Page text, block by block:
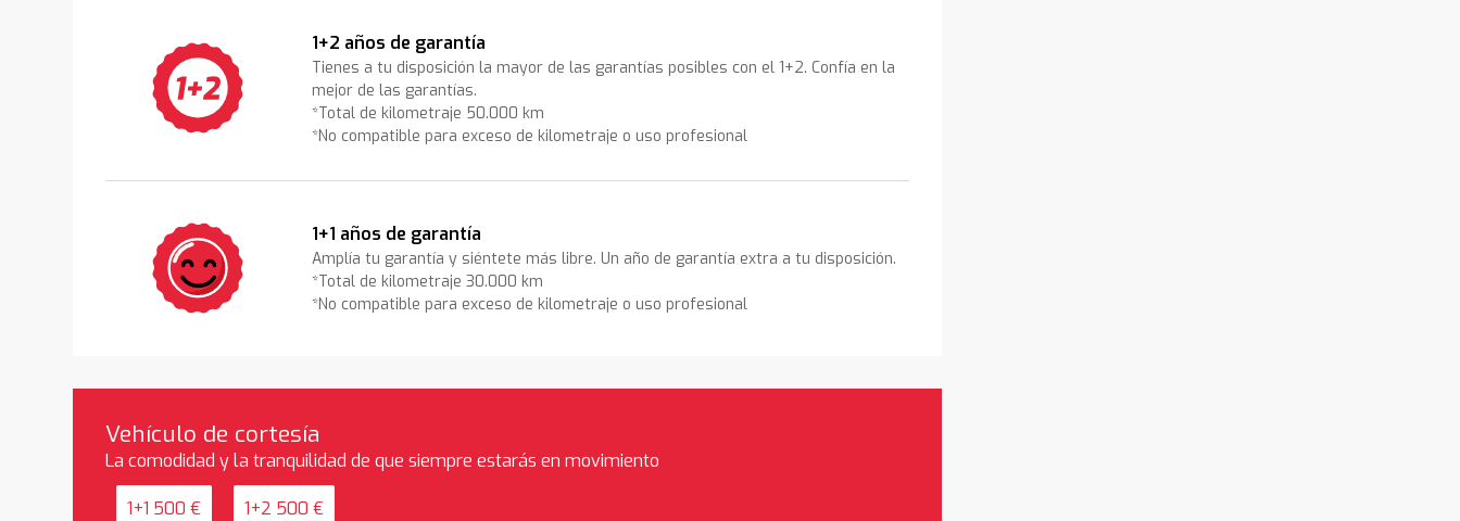
1+2 años de garantía
Tienes a tu disposición la mayor de las garantías posibles con el 1+2. Confía en la
mejor de las garantías.
*Total de kilometraje 50.000 km
*No compatible para exceso de kilometraje o uso profesional
1+1 años de garantía
Amplía tu garantía y siéntete más libre. Un año de garantía extra a tu disposición.
*Total de kilometraje 30.000 km
*No compatible para exceso de kilometraje o uso profesional
Vehículo de cortesía
La comodidad y la tranquilidad de que siempre estarás en movimiento
1+1 500 € 1+2 500 €